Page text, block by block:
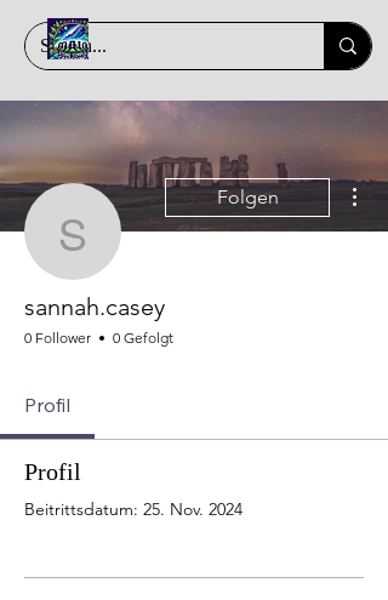
sannah.casey
Folgen
sannah.casey
0 Follower 0 Gefolgt
Profil
Profil
Beitrittsdatum: 25. Nov. 2024